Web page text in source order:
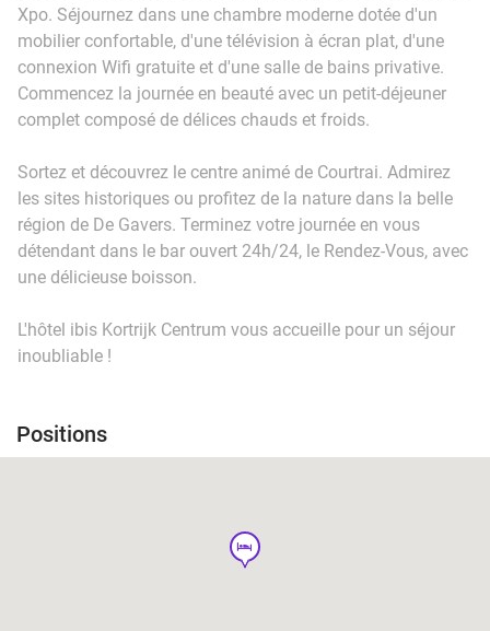
Xpo. Séjournez dans une chambre moderne dotée d'un
mobilier confortable, d'une télévision à écran plat, d'une
connexion Wifi gratuite et d'une salle de bains privative.
Commencez la journée en beauté avec un petit-déjeuner
complet composé de délices chauds et froids.
Sortez et découvrez le centre animé de Courtrai. Admirez
les sites historiques ou profitez de la nature dans la belle
région de De Gavers. Terminez votre journée en vous
détendant dans le bar ouvert 24h/24, le Rendez-Vous, avec
une délicieuse boisson.
L'hôtel ibis Kortrijk Centrum vous accueille pour un séjour
inoubliable !
Positions
hotel